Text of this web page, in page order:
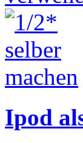
Ipod